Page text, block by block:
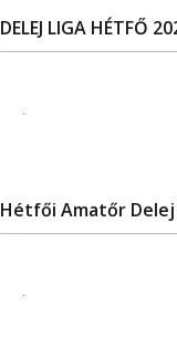
DELEJ LIGA HÉTFŐ
.
Hétfői Amatőr Delej
.